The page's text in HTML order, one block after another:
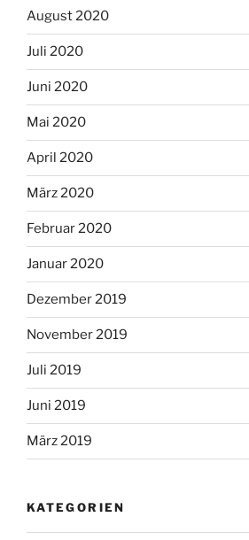
August 2020
Juli 2020
Juni 2020
Mai 2020
April 2020
März 2020
Februar 2020
Januar 2020
Dezember 2019
November 2019
Juli 2019
Juni 2019
März 2019
KATEGORIEN